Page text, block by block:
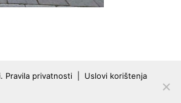
Pravila privatnosti
Uslovi korištenja